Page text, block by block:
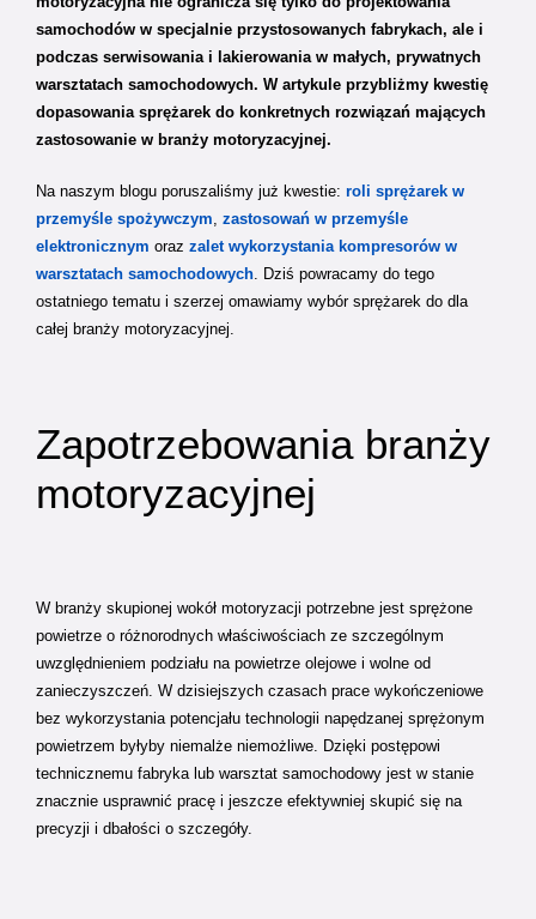
samochodów w specjalnie przystosowanych fabrykach, ale i
podczas serwisowania i lakierowania w małych, prywatnych
warsztatach samochodowych. W artykule przybliżmy kwestię
dopasowania sprężarek do konkretnych rozwiązań mających
zastosowanie w branży motoryzacyjnej.
Na naszym blogu poruszaliśmy już kwestie: roli sprężarek w
przemyśle spożywczym, zastosowań w przemyśle
elektronicznym oraz zalet wykorzystania kompresorów w
warsztatach samochodowych. Dziś powracamy do tego
ostatniego tematu i szerzej omawiamy wybór sprężarek do dla
całej branży motoryzacyjnej.
Zapotrzebowania branży
motoryzacyjnej
W branży skupionej wokół motoryzacji potrzebne jest sprężone
powietrze o różnorodnych właściwościach ze szczególnym
uwzględnieniem podziału na powietrze olejowe i wolne od
zanieczyszczeń. W dzisiejszych czasach prace wykończeniowe
bez wykorzystania potencjału technologii napędzanej sprężonym
powietrzem byłyby niemalże niemożliwe. Dzięki postępowi
technicznemu fabryka lub warsztat samochodowy jest w stanie
znacznie usprawnić pracę i jeszcze efektywniej skupić się na
precyzji i dbałości o szczegóły.